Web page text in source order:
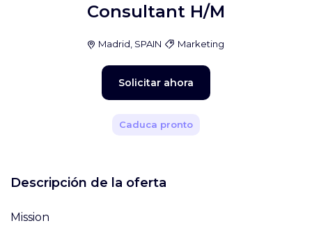
Consultant H/M
Madrid, SPAIN Marketing
Solicitar ahora
Caduca pronto
Descripción de la oferta
Mission